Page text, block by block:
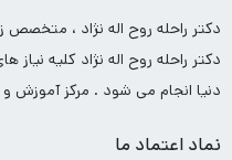
دکتر راحله روح اله نژاد ، متخصص
دکتر راحله روح اله نژاد کلیه
دنیا انجام می شود . مرکز آموزش
نماد اعتماد ما